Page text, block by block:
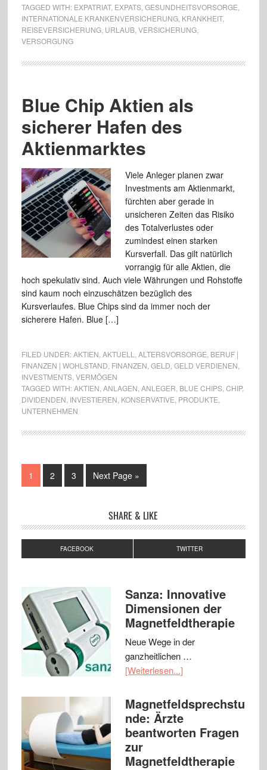
TAGGED WITH: EXPATRIAT, EXPATS, GESUNDHEITSVORSORGE
INTERNATIONALE KRANKENVERSICHERUNG, KRANKHEIT,
REISEVERSICHERUNG, URLAUB, VERSICHERUNG,
VERSORGUNG
Blue Chip Aktien als
sicherer Hafen des
Aktienmarktes
Viele Anleger planen zwar
Investments am Aktienmarkt,
fürchten aber gerade in
unsicheren Zeiten das Risiko
des Totalverlustes oder
zumindest einen starken
Kursverfall. Das gilt natürlich
vorrangig für alle Aktien, die
hoch spekulativ sind. Auch viele Währungen und Rohstoffe
sind kaum noch einzuschätzen bezüglich des
Kursverlaufes. Blue Chips sind da immer noch der
sicherere Hafen. Blue […]
FILED UNDER:AKTIEN AKTUELL ALTERSVORSORGE BERUF |
FINANZEN | WOHLSTAND FINANZEN GELD GELD VERDIENEN
INVESTMENTS, VERMÖGEN
TAGGED WITH:AKTIEN ANLAGEN ANLEGER BLUE CHIPS, CHIP,
DIVIDENDEN INVESTIEREN KONSERVATIVE PRODUKTE
UNTERNEHMEN
1 2 3 Next Page »
SHARE & LIKE
FACEBOOK TWITTER
Sanza: Innovative
Dimensionen der
Magnetfeldtherapie
Neue Wege in der
ganzheitlichen …
[Weiterlesen...]
Magnetfeldsprechstu
nde: Ärzte
beantworten Fragen
zur
Magnetfeldtherapie